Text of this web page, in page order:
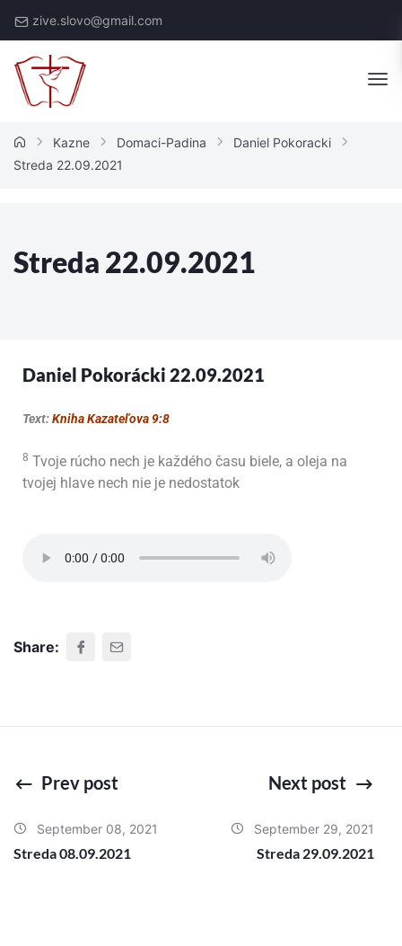
zive.slovo@gmail.com
Kazne Domaci-Padina
Daniel Pokoracki
Streda 22.09.2021
Streda 22.09.2021
Daniel Pokorácki 22.09.2021
Text:Kniha Kazateľova 9:8
8 Tvoje rúcho nech je každého času biele, a oleja na
tvojej hlave nech nie je nedostatok
Share:
Prev post
September 08, 2021
Streda 08.09.2021
Next post
September 29, 2021
Streda 29.09.2021